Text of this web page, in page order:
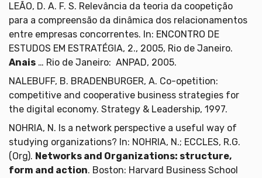
LEÃO, D. A. F. S. Relevância da teoria da coopetição
para a compreensão da dinâmica dos relacionamentos
entre empresas concorrentes. In: ENCONTRO DE
ESTUDOS EM ESTRATÉGIA, 2., 2005, Rio de Janeiro.
Anais … Rio de Janeiro: ANPAD, 2005.
NALEBUFF, B. BRADENBURGER, A. Co-opetition:
competitive and cooperative business strategies for
the digital economy. Strategy & Leadership, 1997.
NOHRIA, N. Is a network perspective a useful way of
studying organizations? In: NOHRIA, N.; ECCLES, R.G.
(Org). Networks and Organizations: structure,
form and action. Boston: Harvard Business School